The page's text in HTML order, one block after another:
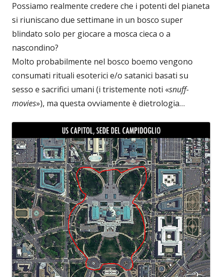
Possiamo realmente credere che i potenti del pianeta
si riuniscano due settimane in un bosco super
blindato solo per giocare a mosca cieca o a
nascondino?
Molto probabilmente nel bosco boemo vengono
consumati rituali esoterici e/o satanici basati su
sesso e sacrifici umani (i tristemente noti «snuff-
movies»), ma questa ovviamente è dietrologia…